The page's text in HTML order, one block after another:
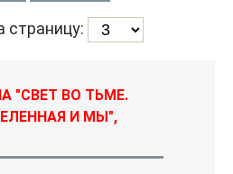
страницу:
"СВЕТ ВО ТЬМЕ.
И МЫ",